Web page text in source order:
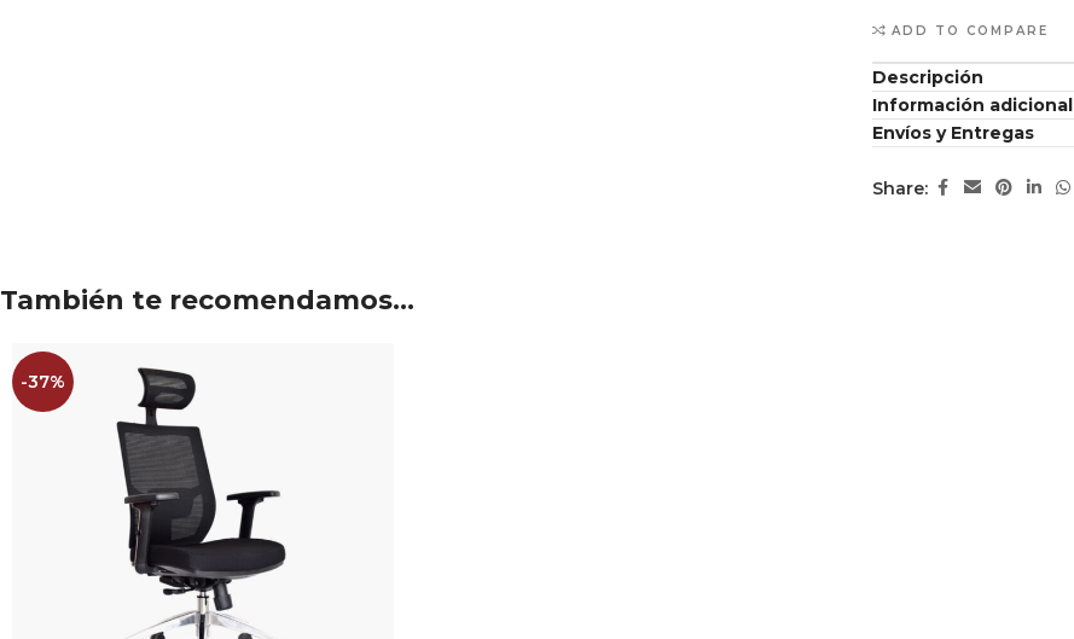
ADD TO COMPARE
Descripción
Información adicional
Envíos y Entregas
Share:
También te recomendamos…
-37%